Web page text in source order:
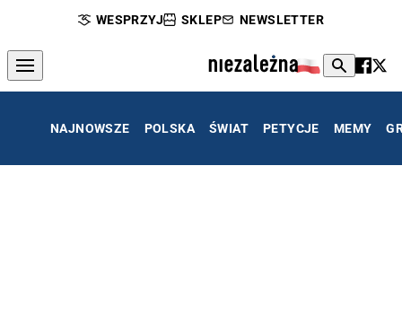
WESPRZYJ SKLEP NEWSLETTER
NAJNOWSZE POLSKA ŚWIAT PETYCJE MEMY